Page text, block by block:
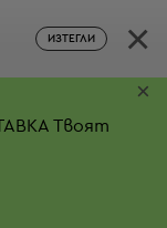
ИЗТЕГЛИ ×
Твоят
×